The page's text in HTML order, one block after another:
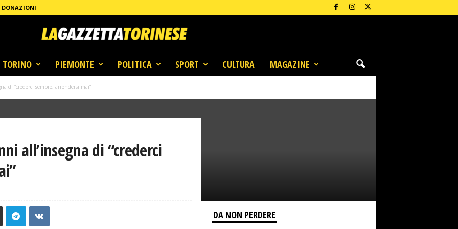
DONAZIONI
TORINO PIEMONTE POLITICA SPORT CULTURA MAGAZINE
di “crederci sempre, arrendersi mai”
all’insegna di “crederci
DA NON PERDERE